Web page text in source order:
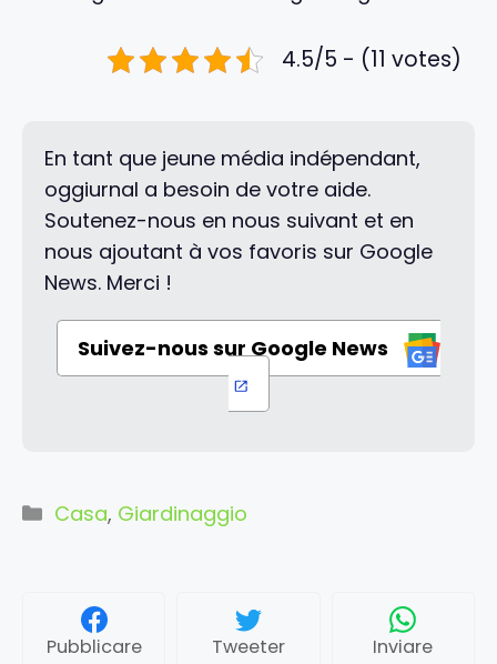
4.5/5 - (11 votes)
En tant que jeune média indépendant,
oggiurnal a besoin de votre aide.
Soutenez-nous en nous suivant et en
nous ajoutant à vos favoris sur Google
News. Merci !
Suivez-nous sur Google News
Categorie
Casa, Giardinaggio
Pubblicare Tweeter Inviare